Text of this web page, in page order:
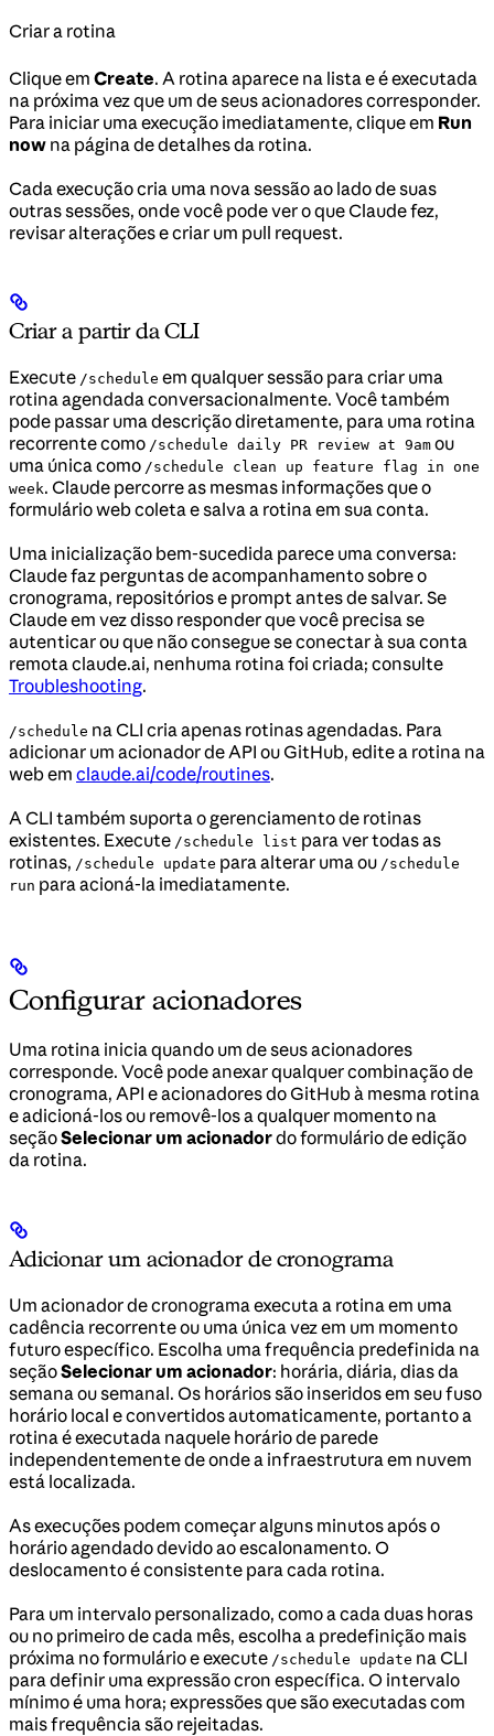
Criar a rotina
Clique em Create. A rotina aparece na lista e é executada
na próxima vez que um de seus acionadores corresponder.
Para iniciar uma execução imediatamente, clique em Run
now na página de detalhes da rotina.
Cada execução cria uma nova sessão ao lado de suas
outras sessões, onde você pode ver o que Claude fez,
revisar alterações e criar um pull request.
Criar a partir da CLI
Execute /schedule em qualquer sessão para criar uma
rotina agendada conversacionalmente. Você também
pode passar uma descrição diretamente, para uma rotina
recorrente como /schedule daily PR review at 9am ou
uma única como /schedule clean up feature flag in one
week. Claude percorre as mesmas informações que o
formulário web coleta e salva a rotina em sua conta.
Uma inicialização bem-sucedida parece uma conversa:
Claude faz perguntas de acompanhamento sobre o
cronograma, repositórios e prompt antes de salvar. Se
Claude em vez disso responder que você precisa se
autenticar ou que não consegue se conectar à sua conta
remota claude.ai, nenhuma rotina foi criada; consulte
Troubleshooting.
/schedule na CLI cria apenas rotinas agendadas. Para
adicionar um acionador de API ou GitHub, edite a rotina na
web em claude.ai/code/routines.
A CLI também suporta o gerenciamento de rotinas
existentes. Execute /schedule list para ver todas as
rotinas, /schedule update para alterar uma ou /schedule
run para acioná-la imediatamente.
Configurar acionadores
Uma rotina inicia quando um de seus acionadores
corresponde. Você pode anexar qualquer combinação de
cronograma, API e acionadores do GitHub à mesma rotina
e adicioná-los ou removê-los a qualquer momento na
seçãoSelecionar um acionadordo formulário de edição
da rotina.
Adicionar um acionador de cronograma
Um acionador de cronograma executa a rotina em uma
cadência recorrente ou uma única vez em um momento
futuro específico. Escolha uma frequência predefinida na
seçãoSelecionar um acionador: horária, diária, dias da
semana ou semanal. Os horários são inseridos em seu fuso
horário local e convertidos automaticamente, portanto a
rotina é executada naquele horário de parede
independentemente de onde a infraestrutura em nuvem
está localizada.
As execuções podem começar alguns minutos após o
horário agendado devido ao escalonamento. O
deslocamento é consistente para cada rotina.
Para um intervalo personalizado, como a cada duas horas
ou no primeiro de cada mês, escolha a predefinição mais
próxima no formulário e execute /schedule update na CLI
para definir uma expressão cron específica. O intervalo
mínimo é uma hora; expressões que são executadas com
mais frequência são rejeitadas.